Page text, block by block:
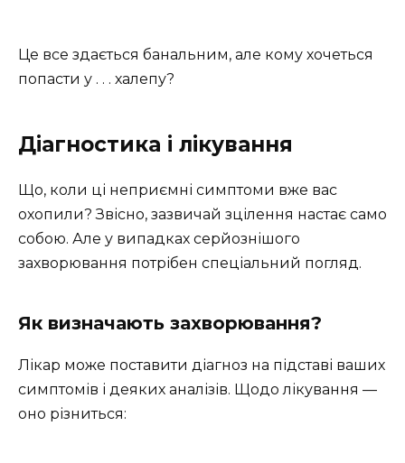
Це все здається банальним, але кому хочеться
попасти у . . . халепу?
Діагностика і лікування
Що, коли ці неприємні симптоми вже вас
охопили? Звісно, зазвичай зцілення настає само
собою. Але у випадках серйознішого
захворювання потрібен спеціальний погляд.
Як визначають захворювання?
Лікар може поставити діагноз на підставі ваших
симптомів і деяких аналізів. Щодо лікування —
оно різниться: